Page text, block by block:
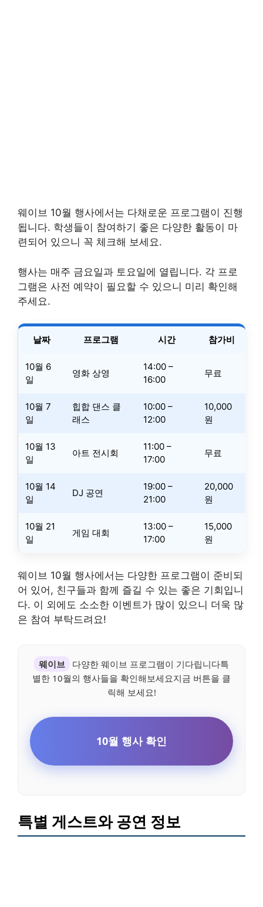
웨이브 10월 행사에서는 다채로운 프로그램이 진행
됩니다. 학생들이 참여하기 좋은 다양한 활동이 마
련되어 있으니 꼭 체크해 보세요.
행사는 매주 금요일과 토요일에 열립니다. 각 프로
그램은 사전 예약이 필요할 수 있으니 미리 확인해
주세요.
날짜 프로그램 시간 참가비
10월 6
일
영화 상영
14:00 –
16:00
무료
10월 7
일
힙합 댄스 클
래스
10:00 –
12:00
10,000
원
10월 13
일
아트 전시회
11:00 –
17:00
무료
10월 14
일
DJ 공연
19:00 –
21:00
20,000
원
10월 21
일
게임 대회
13:00 –
17:00
15,000
원
웨이브 10월 행사에서는 다양한 프로그램이 준비되
어 있어, 친구들과 함께 즐길 수 있는 좋은 기회입니
다. 이 외에도 소소한 이벤트가 많이 있으니 더욱 많
은 참여 부탁드려요!
웨이브
다양한 웨이브 프로그램이 기다립니다특
별한 10월의 행사들을 확인해보세요지금 버튼을 클
릭해 보세요!
10월 행사 확인
특별 게스트와 공연 정보